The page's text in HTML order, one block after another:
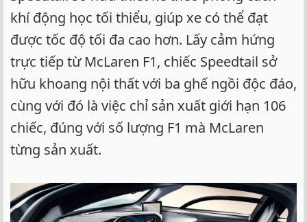
khí động học tối thiểu, giúp xe có thể đạt
được tốc độ tối đa cao hơn. Lấy cảm hứng
trực tiếp từ McLaren F1, chiếc Speedtail sở
hữu khoang nội thất với ba ghế ngồi độc đáo,
cùng với đó là việc chỉ sản xuất giới hạn 106
chiếc, đúng với số lượng F1 mà McLaren
từng sản xuất.